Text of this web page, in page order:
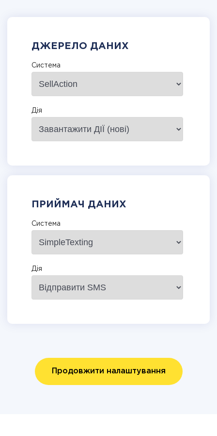
ДЖЕРЕЛО ДАНИХ
Система
Дія
ПРИЙМАЧ ДАНИХ
Система
Дія
Продовжити налаштування